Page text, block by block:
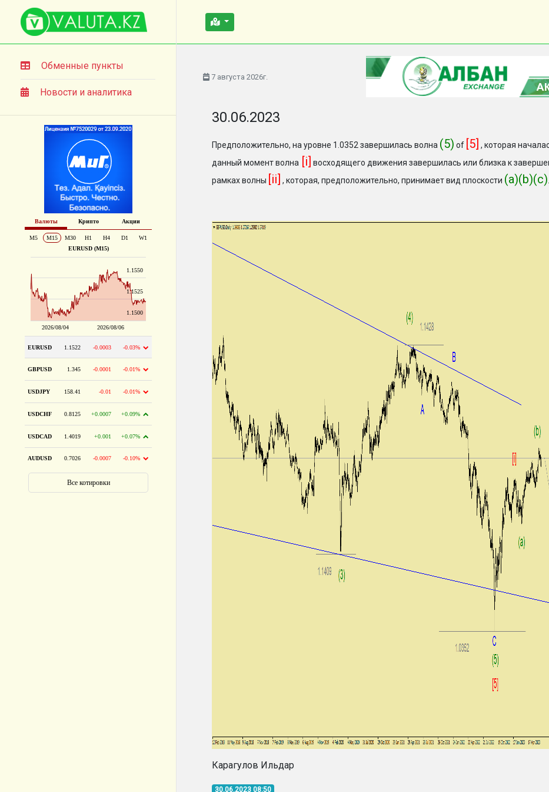
Обменные пункты
Новости и аналитика
7 августа 2026г.
30.06.2023
Предположительно, на уровне 1.0352 завершилась волна (5) of [5] , которая
данный момент волна [i] восходящего движения завершилась или близка к
рамках волны [ii] , которая, предположительно, принимает вид плоскости (a)(b)(c)
Карагулов Ильдар
30.06.2023 08:50